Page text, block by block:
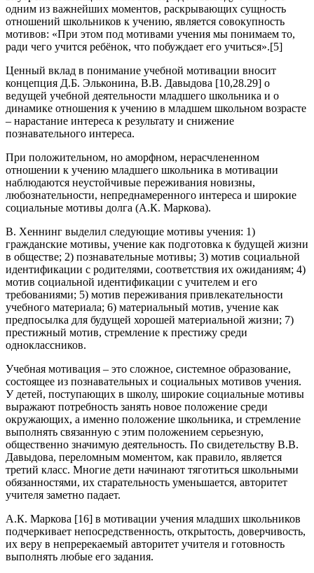
одним из важнейших моментов, раскрывающих сущность
отношений школьников к учению, является совокупность
мотивов: «При этом под мотивами учения мы понимаем то,
ради чего учится ребёнок, что побуждает его учиться».[5]
Ценный вклад в понимание учебной мотивации вносит
концепция Д.Б. Эльконина, В.В. Давыдова [10,28.29] о
ведущей учебной деятельности младшего школьника и о
динамике отношения к учению в младшем школьном возрасте
– нарастание интереса к результату и снижение
познавательного интереса.
При положительном, но аморфном, нерасчлененном
отношении к учению младшего школьника в мотивации
наблюдаются неустойчивые переживания новизны,
любознательности, непреднамеренного интереса и широкие
социальные мотивы долга (А.К. Маркова).
В. Хеннинг выделил следующие мотивы учения: 1)
гражданские мотивы, учение как подготовка к будущей жизни
в обществе; 2) познавательные мотивы; 3) мотив социальной
идентификации с родителями, соответствия их ожиданиям; 4)
мотив социальной идентификации с учителем и его
требованиями; 5) мотив переживания привлекательности
учебного материала; 6) материальный мотив, учение как
предпосылка для будущей хорошей материальной жизни; 7)
престижный мотив, стремление к престижу среди
одноклассников.
Учебная мотивация – это сложное, системное образование,
состоящее из познавательных и социальных мотивов учения.
У детей, поступающих в школу, широкие социальные мотивы
выражают потребность занять новое положение среди
окружающих, а именно положение школьника, и стремление
выполнять связанную с этим положением серьезную,
общественно значимую деятельность. По свидетельству В.В.
Давыдова, переломным моментом, как правило, является
третий класс. Многие дети начинают тяготиться школьными
обязанностями, их старательность уменьшается, авторитет
учителя заметно падает.
А.К. Маркова [16] в мотивации учения младших школьников
подчеркивает непосредственность, открытость, доверчивость,
их веру в непререкаемый авторитет учителя и готовность
выполнять любые его задания.